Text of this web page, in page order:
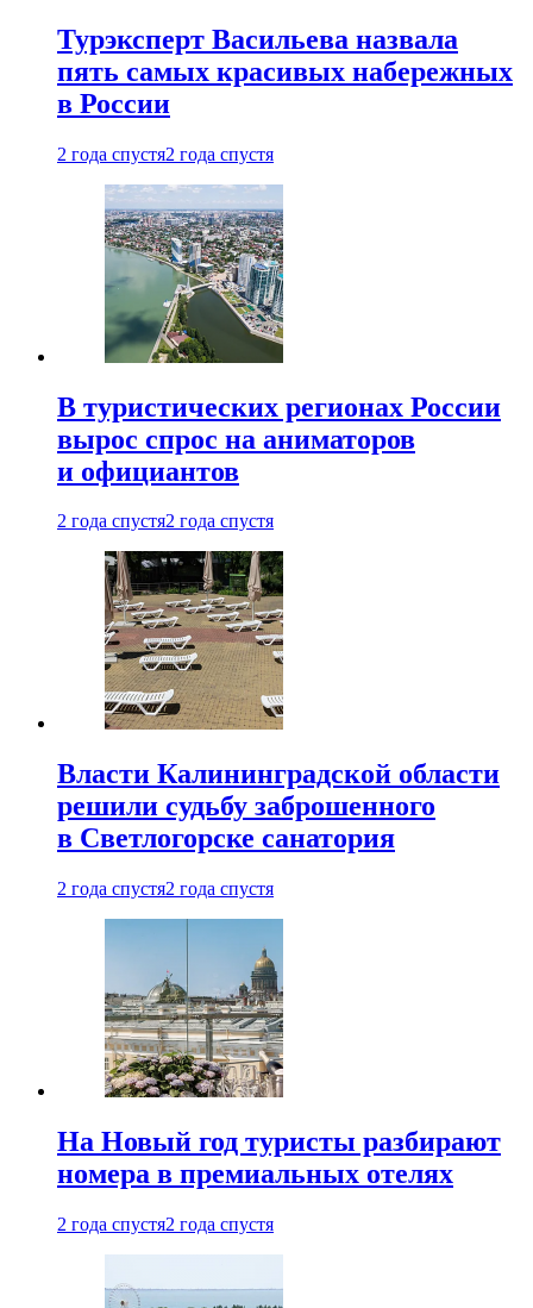
Турэксперт Васильева назвала
пять самых красивых набережных
в России
2 года спустя2 года спустя
В туристических регионах России
вырос спрос на аниматоров
и официантов
2 года спустя2 года спустя
Власти Калининградской области
решили судьбу заброшенного
в Светлогорске санатория
2 года спустя2 года спустя
На Новый год туристы разбирают
номера в премиальных отелях
2 года спустя2 года спустя